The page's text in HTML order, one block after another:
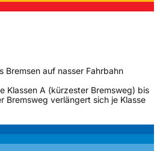
Bremsen auf nasser Fahrbahn
Klassen A (kürzester Bremsweg) bis
Bremsweg verlängert sich je Klasse